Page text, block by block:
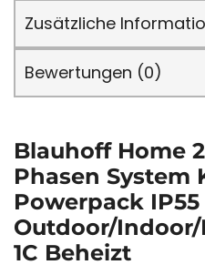
Zusätzliche
Bewertungen (0)
Blauhoff Home
Phasen System
Powerpack IP55
Outdoor/Indoor/
1C Beheizt